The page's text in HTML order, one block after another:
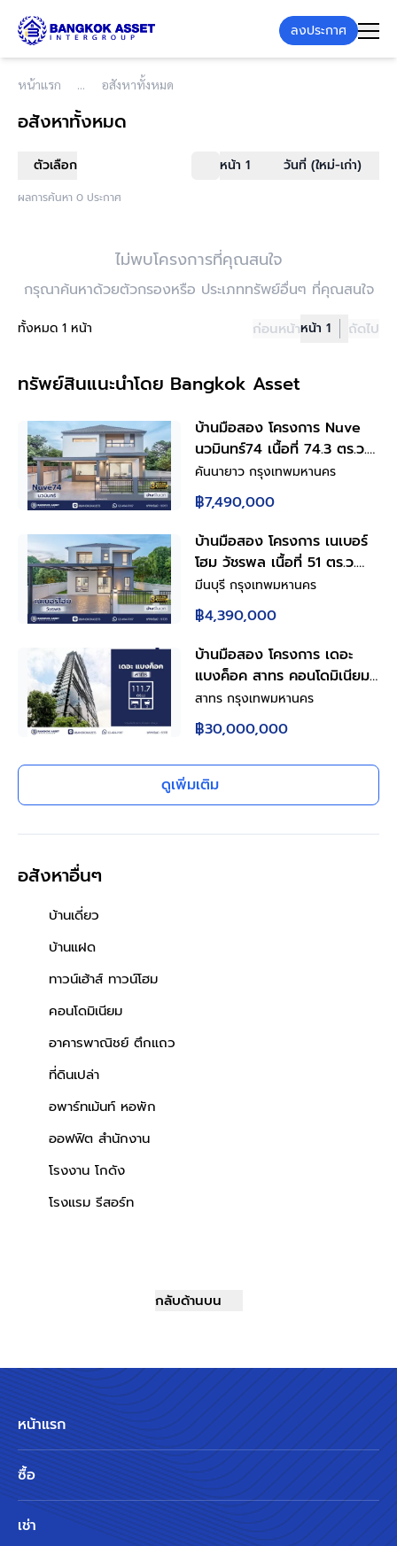
ลงประกาศ
หน้าแรก อสังหาทั้งหมด
อสังหาทั้งหมด
ตัวเลือก หน้า 1 วันที่ (ใหม่-เก่า)
ผลการค้นหา 0 ประกาศ
ไม่พบโครงการที่คุณสนใจ
กรุณาค้นหาด้วยตัวกรองหรือ ประเภททรัพย์อื่นๆ ที่คุณสนใจ
ทั้งหมด 1 หน้า ก่อนหน้าหน้า 1 ถัดไป
ทรัพย์สินแนะนำโดย Bangkok Asset
บ้านมือสอง โครงการ Nuve
นวมินทร์74 เนื้อที่ 74.3 ตร.ว.
ฟังก์ชัน 5 ห้องนอน 4 ห้องน้ำ
2 ที่จอดรถ มีห้องนอนชั้นล่าง
ดีไซน์โดดเด่น บนทำเล
ศักยภาพ เดินทางสะดวกเชื่อม
ต่อถนนเกษตร-นวมินทร์ ถนน
รามอินทรา ถนนเสรีไทย ใกล้
ห้างสรรพสินค้า Central
EastVille และจุดขึ้นทางด่วน
คันนายาว กรุงเทพมหานคร
฿7,490,000
บ้านมือสอง โครงการ เนเบอร์
โฮม วัชรพล เนื้อที่ 51 ตร.ว.
พื้นที่ใช้สอย 157.58 ตร.ม.
ฟังก์ชัน 4 ห้องนอน 2 ห้องน้ำ
2 ที่จอดรถ บนทำเลศักยภาพ
เดินทางสะดวกเชื่อมต่อถนน
สุขาภิบาล5 ถนนวัชรพล ถนน
รามอินทรา ใกล้ห้างสรรพสินค้า
Fashion Island และจุดขึ้น
ทางด่วน "ฉลองรัช"
มีนบุรี กรุงเทพมหานคร
฿4,390,000
บ้านมือสอง โครงการ เดอะ
แบงค็อค สาทร คอนโดมิเนียม
ใจกลางย่านธุรกิจสาทร 2 ห้อง
นอน 2 ห้องน้ำ พื้นที่ใช้สอย
111.77 ตร.ม. พร้อม Living
Space ชั้น 2 ห้องครัวพร้อม
เคาน์เตอร์ครัว ที่จอดรถ 1 คัน
ทำเลเขตสาทร กรุงเทพฯ ใกล้
สาทร กรุงเทพมหานคร
฿30,000,000
ดูเพิ่มเติม
อสังหาอื่นๆ
บ้านเดี่ยว
บ้านแฝด
ทาวน์เฮ้าส์ ทาวน์โฮม
คอนโดมิเนียม
อาคารพาณิชย์ ตึกแถว
ที่ดินเปล่า
อพาร์ทเม้นท์ หอพัก
ออฟฟิต สำนักงาน
โรงงาน โกดัง
โรงแรม รีสอร์ท
กลับด้านบน
หน้าแรก
ซื้อ
เช่า